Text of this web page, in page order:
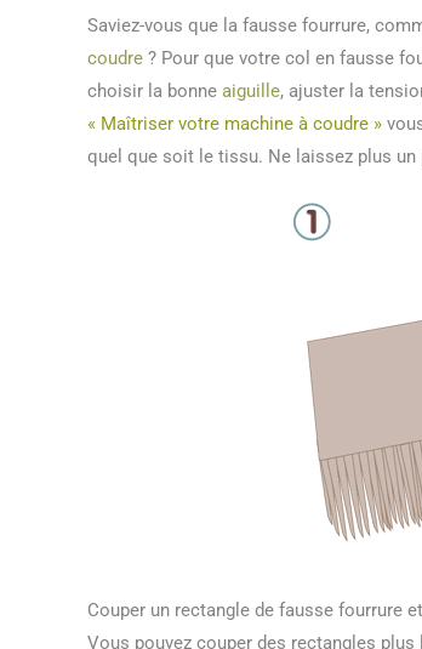
Saviez-vous que la fausse fourrure,
coudre ? Pour que votre col en fausse
choisir la bonne aiguille, ajuster la
« Maîtriser votre machine à coudre »
quel que soit le tissu. Ne laissez plus
Couper un rectangle de fausse fourrure
Vous pouvez couper des rectangles